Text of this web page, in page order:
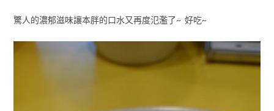
驚人的濃郁滋味讓本胖的口水又再度氾濫了~ 好吃~